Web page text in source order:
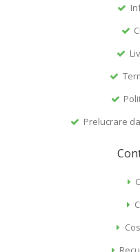
Prelucrare